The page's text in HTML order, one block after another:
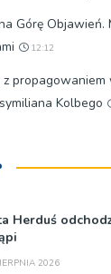
Górę Objawień.
12:12
propagowaniem
Kolbego
Herduś
2026